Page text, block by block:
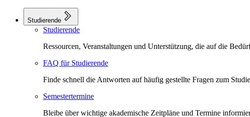
Studierende
Studierende
Ressourcen, Veranstaltungen und Unterstützung, die auf die
FAQ für Studierende
Finde schnell die Antworten auf häufig gestellte Fragen zum
Semestertermine
Bleibe über wichtige akademische Zeitpläne und Termine